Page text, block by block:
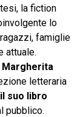
la fiction
lo
famiglie
attuale.
letteraria
suo libro
pubblico.